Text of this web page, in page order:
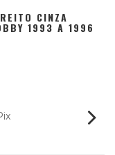
CINZA
1993 A 1996